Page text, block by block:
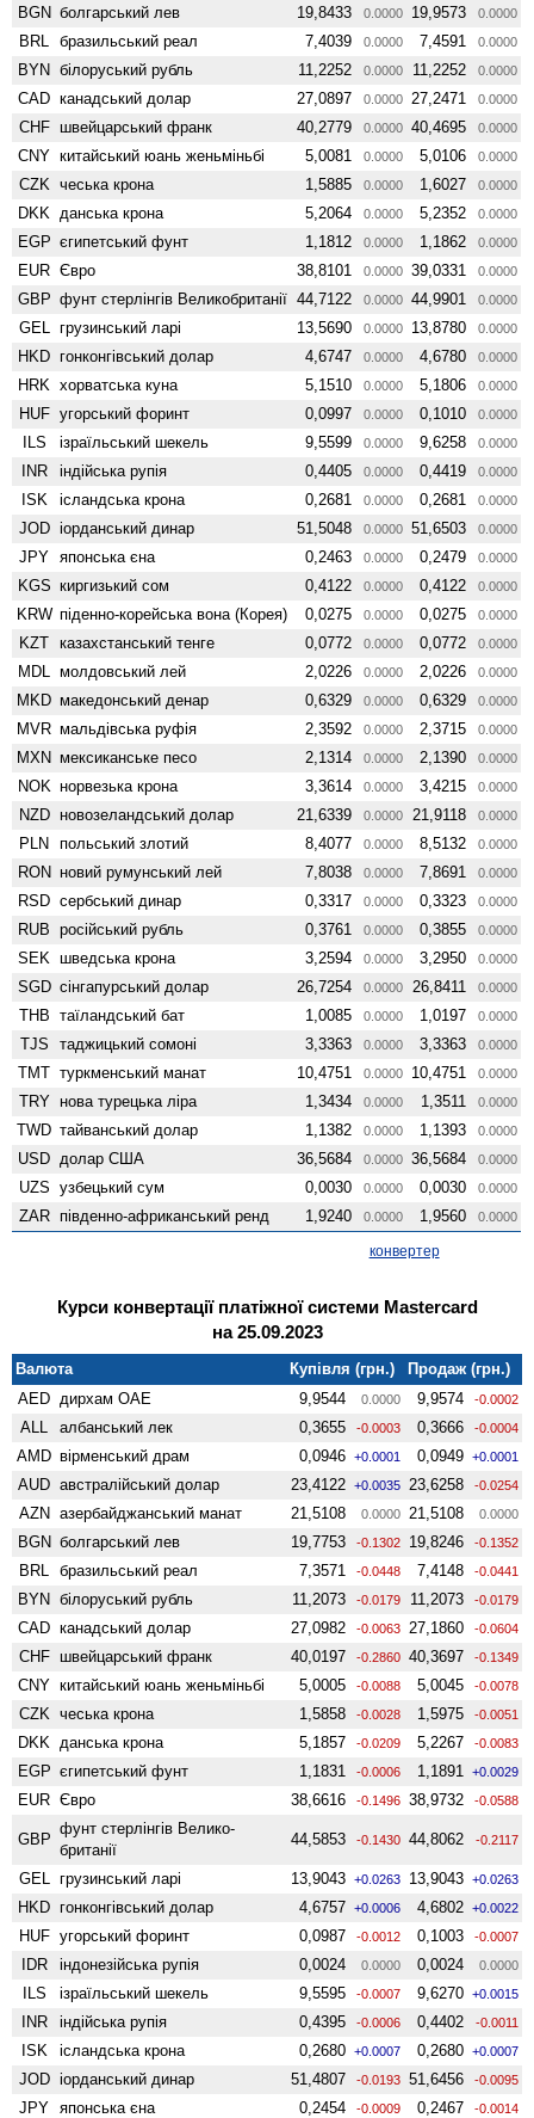
BGN болгарський лев 19,8433 0.0000 19,9573 0.0000
BRL бразильський реал 7,4039 0.0000 7,4591 0.0000
BYN білоруський рубль 11,2252 0.0000 11,2252 0.0000
CAD канадський долар 27,0897 0.0000 27,2471 0.0000
CHF швейцарський франк 40,2779 0.0000 40,4695 0.0000
CNY китайський юань женьмiньбi 5,0081 0.0000 5,0106 0.0000
CZK чеська крона 1,5885 0.0000 1,6027 0.0000
DKK данська крона 5,2064 0.0000 5,2352 0.0000
EGP єгипетський фунт 1,1812 0.0000 1,1862 0.0000
EUR Євро 38,8101 0.0000 39,0331 0.0000
GBP фунт стерлінгів Велико­британії 44,7122 0.0000 44,9901 0.0000
GEL грузинський ларі 13,5690 0.0000 13,8780 0.0000
HKD гонконгівський долар 4,6747 0.0000 4,6780 0.0000
HRK хорватська куна 5,1510 0.0000 5,1806 0.0000
HUF угорський форинт 0,0997 0.0000 0,1010 0.0000
ILS ізраїльський шекель 9,5599 0.0000 9,6258 0.0000
INR індійська рупія 0,4405 0.0000 0,4419 0.0000
ISK ісландська крона 0,2681 0.0000 0,2681 0.0000
JOD іорданський динар 51,5048 0.0000 51,6503 0.0000
JPY японська єна 0,2463 0.0000 0,2479 0.0000
KGS киргизький сом 0,4122 0.0000 0,4122 0.0000
KRW піденно-корейська вона (Корея) 0,0275 0.0000 0,0275 0.0000
KZT казахстанський тенге 0,0772 0.0000 0,0772 0.0000
MDL молдовський лей 2,0226 0.0000 2,0226 0.0000
MKD македонський денар 0,6329 0.0000 0,6329 0.0000
MVR мальдівська руфія 2,3592 0.0000 2,3715 0.0000
MXN мексиканське песо 2,1314 0.0000 2,1390 0.0000
NOK норвезька крона 3,3614 0.0000 3,4215 0.0000
NZD ново­зеландський долар 21,6339 0.0000 21,9118 0.0000
PLN польський злотий 8,4077 0.0000 8,5132 0.0000
RON новий румунський лей 7,8038 0.0000 7,8691 0.0000
RSD сербський динар 0,3317 0.0000 0,3323 0.0000
RUB російський рубль 0,3761 0.0000 0,3855 0.0000
SEK шведська крона 3,2594 0.0000 3,2950 0.0000
SGD сінгапурський долар 26,7254 0.0000 26,8411 0.0000
THB таїландський бат 1,0085 0.0000 1,0197 0.0000
TJS таджицький сомоні 3,3363 0.0000 3,3363 0.0000
TMT туркменський манат 10,4751 0.0000 10,4751 0.0000
TRY нова турецька ліра 1,3434 0.0000 1,3511 0.0000
TWD тайванський долар 1,1382 0.0000 1,1393 0.0000
USD долар США 36,5684 0.0000 36,5684 0.0000
UZS узбецький сум 0,0030 0.0000 0,0030 0.0000
ZAR південно-африканський ренд 1,9240 0.0000 1,9560 0.0000
конвертер
Курси конвертації платіжної системи Mastercard
на 25.09.2023
Валюта Купівля (грн.)
Продаж (грн.)
AED дирхам ОАЕ 9,9544 0.0000 9,9574 -0.0002
ALL албанський лек 0,3655 -0.0003 0,3666 -0.0004
AMD вiрменський драм 0,0946 +0.0001 0,0949 +0.0001
AUD австралійський долар 23,4122 +0.0035 23,6258 -0.0254
AZN азербайджанський манат 21,5108 0.0000 21,5108 0.0000
BGN болгарський лев 19,7753 -0.1302 19,8246 -0.1352
BRL бразильський реал 7,3571 -0.0448 7,4148 -0.0441
BYN білоруський рубль 11,2073 -0.0179 11,2073 -0.0179
CAD канадський долар 27,0982 -0.0063 27,1860 -0.0604
CHF швейцарський франк 40,0197 -0.2860 40,3697 -0.1349
CNY китайський юань женьмiньбi 5,0005 -0.0088 5,0045 -0.0078
CZK чеська крона 1,5858 -0.0028 1,5975 -0.0051
DKK данська крона 5,1857 -0.0209 5,2267 -0.0083
EGP єгипетський фунт 1,1831 -0.0006 1,1891 +0.0029
EUR Євро 38,6616 -0.1496 38,9732 -0.0588
GBP
фунт стерлінгів Велико­
британії
44,5853 -0.1430 44,8062 -0.2117
GEL грузинський ларі 13,9043 +0.0263 13,9043 +0.0263
HKD гонконгівський долар 4,6757 +0.0006 4,6802 +0.0022
HUF угорський форинт 0,0987 -0.0012 0,1003 -0.0007
IDR індонезійська рупія 0,0024 0.0000 0,0024 0.0000
ILS ізраїльський шекель 9,5595 -0.0007 9,6270 +0.0015
INR індійська рупія 0,4395 -0.0006 0,4402 -0.0011
ISK ісландська крона 0,2680 +0.0007 0,2680 +0.0007
JOD іорданський динар 51,4807 -0.0193 51,6456 -0.0095
JPY японська єна 0,2454 -0.0009 0,2467 -0.0014